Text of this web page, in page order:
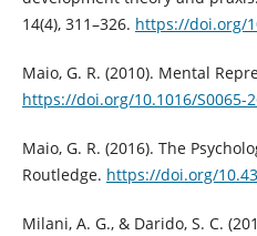
14(4), 311–326. https://doi.org/
Maio, G. R. (2010). Mental
https://doi.org/10.1016/S0065-
Maio, G. R. (2016). The
Routledge. https://doi.org/
Milani, A. G., & Darido, S. C.